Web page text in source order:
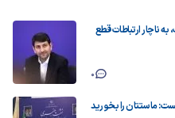
ناچار ارتباطات قطع
0
ماستتان را بخورید